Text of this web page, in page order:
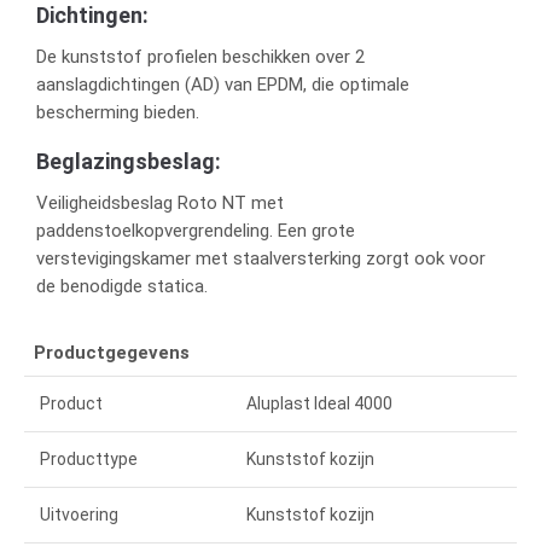
Dichtingen:
De kunststof profielen beschikken over 2
aanslagdichtingen (AD) van EPDM, die optimale
bescherming bieden.
Beglazingsbeslag:
Veiligheidsbeslag Roto NT met
paddenstoelkopvergrendeling. Een grote
verstevigingskamer met staalversterking zorgt ook voor
de benodigde statica.
Productgegevens
Product Aluplast Ideal 4000
Producttype Kunststof kozijn
Uitvoering Kunststof kozijn